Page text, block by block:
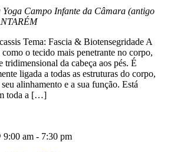
Yoga Campo Infante da Câmara (antigo
Tema: Fascia & Biotensegridade A
o tecido mais penetrante no corpo,
tridimensional da cabeça aos pés. É
ligada a todas as estruturas do corpo,
alinhamento e a sua função. Está
toda a […]
9:00 am - 7:30 pm